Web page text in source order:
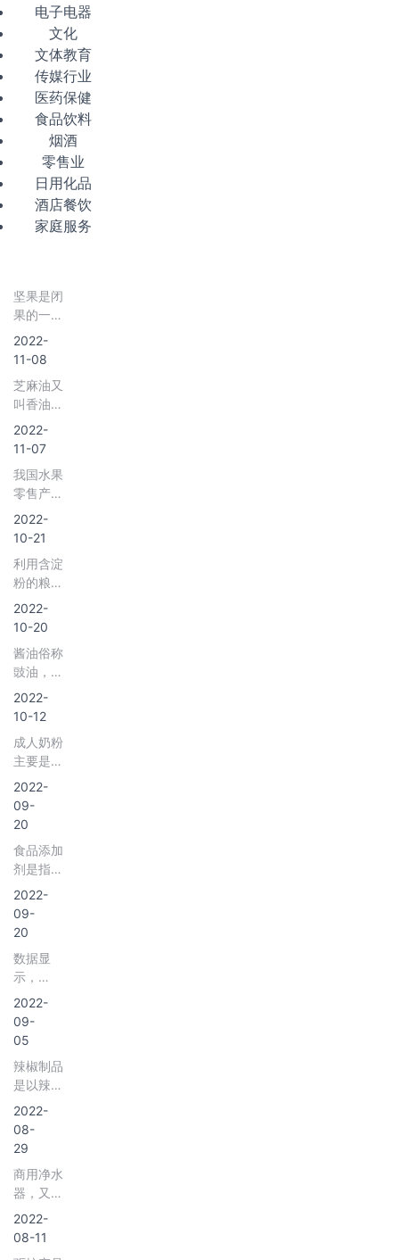
电子电器
文化
文体教育
传媒行业
医药保健
食品饮料
烟酒
零售业
日用化品
酒店餐饮
家庭服务
坚果是闭
果的一个
分类，果
皮坚硬，
或者多粒
种子，如
板栗，杏
仁等的果
品种繁
多，具有
代表性的
坚果产品
有开心
果、松
等。坚果
是植物的
精华部
分，一般
都营养丰
富，含蛋
脂、矿物
质、维生
素较高，
对人体生
长发育、
质、预防
疾病有极
好的功
效，常食
对对心脏
病、癌
症、血管
和治疗作
用，同时
还可明目
健脑。
2022-
11-08
芝麻油又
叫香油、
麻油，有
普通芝麻
香油和机
榨芝麻油
三种生产
工艺。无
芝麻油还
是小磨香
油，其脂
肪酸大体
含油酸
35.0-
亚油酸
37.7-
48.4%，
花生酸
0.4-
1.2%。
2022-
11-07
我国水果
零售产业
链由上游
鲜果种植
分销商和
下游零售
商构成。
具体而
种植商进
行水果种
植，采购
代理商
及/或水
果产品经
植商联系
并进行水
果采摘以
及初级加
工，之后
将水果出
售给原产
地的批发
出售给位
于销售地
的一级批
发商，再
将产品卖
级或三级
分销商，
再将新鲜
水果分销
给各零售
渠道供消
费者最终
2022-
10-21
利用含淀
粉的粮
食、薯类
等为原
酸法、酸
酶法或酶
法制取的
糖，包括
葡萄糖、
果葡糖浆
等，统称
淀粉糖。
长期以
来，我国
食糖生产
直以蔗糖
为主，淀
粉糖为
辅，近年
来国家大
力扶植和
推广淀粉
糖。
2022-
10-20
酱油俗称
豉油，是
我国传统
的调味
用大豆或
脱脂大豆
或黑豆、
小麦或麸
皮，加入
酿造而成
的液体调
味品，色
泽呈红褐
色，有独
特酱香，
以咸味为
鲜味、香
味等，有
促进食欲
的功效。
酱油按颜
色分，一
般有老抽
和生抽两
用于提
鲜；老抽
用于提
色。按制
2022-
10-12
成人奶粉
主要是指
专门为成
人设计
的，以补
奶制品。
与婴儿奶
粉不同的
是，成人
奶粉多数
加入各种
功能的维
生素以及
其他元
素，口感
偏甜且温
和，更符
的口味。
2022-
09-
20
食品添加
剂是指为
改善食品
品质和
色、香、
为防腐和
加工工艺
的需要而
加入食品
中的化学
然物质，
包括抗氧
化剂、漂
白剂、着
色剂、护
色剂、酶
制剂、增
腐剂、甜
味剂等。
2022-
09-
20
数据显
示，
2016-
2021年
我国购物
量由
2862家
增长至
5936
家，购物
积由
23899
万平方米
增长至
2022-
09-
05
辣椒制品
是以辣椒
为原料，
添加或不
添加辅料
的食品。
我国是辣
椒生产大
国，辣椒
2022-
08-
29
商用净水
器，又称
办公净水
器和工程
2022-
08-11